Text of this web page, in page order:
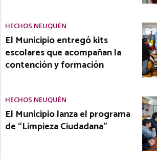
HECHOS NEUQUÉN
El Municipio entregó kits
escolares que acompañan la
contención y formación
HECHOS NEUQUÉN
El Municipio lanza el programa
de “Limpieza Ciudadana”